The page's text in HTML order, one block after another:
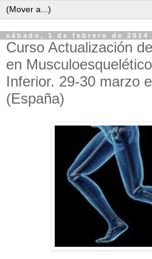
sábado, 1 de febrero de 2014
Curso Actualización
en
Inferior. 29-30 marzo
(España)